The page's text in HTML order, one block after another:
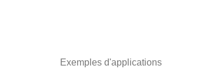
Exemples d'applications